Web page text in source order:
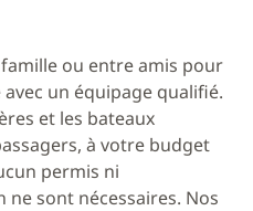
ou entre amis pour
un équipage qualifié.
et les bateaux
à votre budget
permis ni
sont nécessaires. Nos